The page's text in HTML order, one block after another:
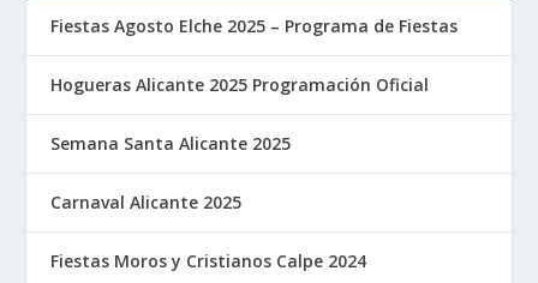
Fiestas Agosto Elche 2025 – Programa de Fiestas
Hogueras Alicante 2025 Programación Oficial
Semana Santa Alicante 2025
Carnaval Alicante 2025
Fiestas Moros y Cristianos Calpe 2024